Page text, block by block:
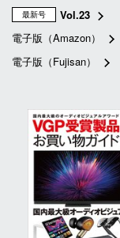
最新号
Vol.23
電子版（Amazon）
電子版（Fujisan）